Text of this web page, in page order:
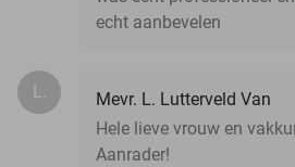
echt aanbevelen
L.
Mevr. L. Lutterveld Van
Hele lieve vrouw en
Aanrader!